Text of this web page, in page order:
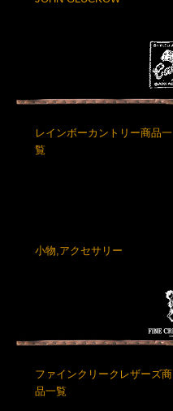
レインボーカントリー商品一
覧
小物,アクセサリー
ファインクリークレザーズ商
品一覧